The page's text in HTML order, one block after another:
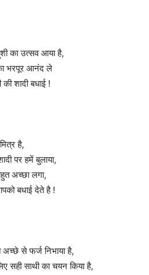
का उत्सव आया है,
भरपूर आनंद ले
शादी बधाई !
है,
पर हमें बुलाया,
अच्छा लगा,
बधाई देते है !
से फर्ज निभाया है,
सही साथी का चयन किया है,